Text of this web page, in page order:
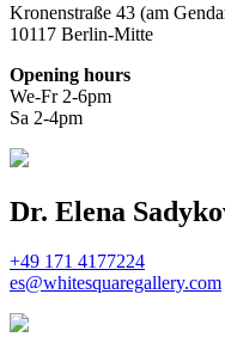
Kronenstraße 43 (am
10117 Berlin-Mitte
Opening hours
We-Fr 2-6pm
Sa 2-4pm
Dr. Elena
+49 171 4177224
es@whitesquaregallery.com